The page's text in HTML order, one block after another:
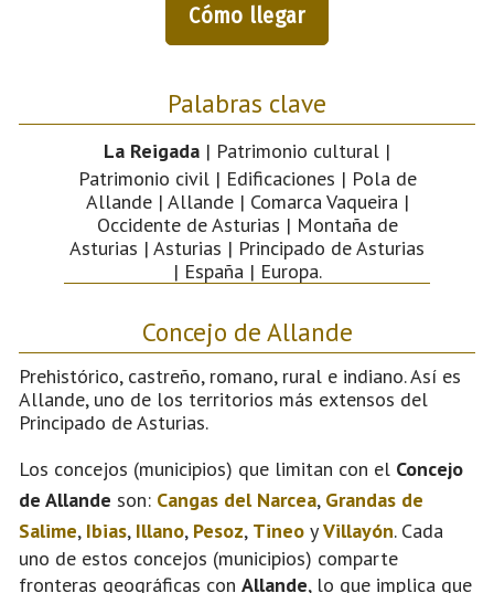
Cómo llegar
Palabras clave
La Reigada | Patrimonio cultural |
Patrimonio civil | Edificaciones | Pola de
Allande | Allande | Comarca Vaqueira |
Occidente de Asturias | Montaña de
Asturias | Asturias | Principado de Asturias
| España | Europa.
Concejo de Allande
Prehistórico, castreño, romano, rural e indiano. Así es
Allande, uno de los territorios más extensos del
Principado de Asturias.
Los concejos (municipios) que limitan con el Concejo
de Allande son: Cangas del Narcea, Grandas de
Salime, Ibias, Illano, Pesoz, Tineo yVillayón. Cada
uno de estos concejos (municipios) comparte
fronteras geográficas con Allande, lo que implica que